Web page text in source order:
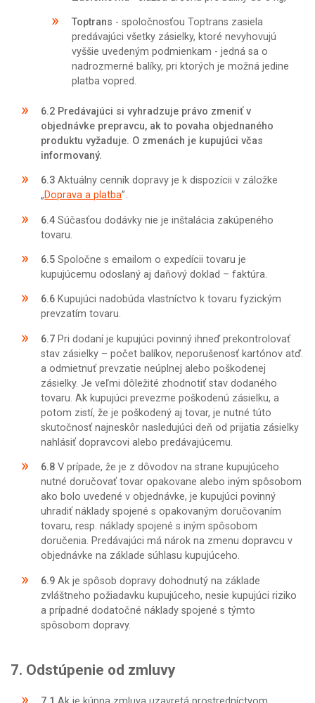
Toptrans - spoločnosťou Toptrans zasiela
predávajúci všetky zásielky, ktoré nevyhovujú
vyššie uvedeným podmienkam - jedná sa o
nadrozmerné balíky, pri ktorých je možná jedine
platba vopred.
6.2 Predávajúci si vyhradzuje právo zmeniť v
objednávke prepravcu, ak to povaha objednaného
produktu vyžaduje. O zmenách je kupujúci včas
informovaný.
6.3 Aktuálny cenník dopravy je k dispozícii v záložke
„Doprava a platba”.
6.4 Súčasťou dodávky nie je inštalácia zakúpeného
tovaru.
6.5 Spoločne s emailom o expedícii tovaru je
kupujúcemu odoslaný aj daňový doklad – faktúra.
6.6 Kupujúci nadobúda vlastníctvo k tovaru fyzickým
prevzatím tovaru.
6.7 Pri dodaní je kupujúci povinný ihneď prekontrolovať
stav zásielky – počet balíkov, neporušenosť kartónov atď.
a odmietnuť prevzatie neúplnej alebo poškodenej
zásielky. Je veľmi dôležité zhodnotiť stav dodaného
tovaru. Ak kupujúci prevezme poškodenú zásielku, a
potom zistí, že je poškodený aj tovar, je nutné túto
skutočnosť najneskôr nasledujúci deň od prijatia zásielky
nahlásiť dopravcovi alebo predávajúcemu.
6.8 V prípade, že je z dôvodov na strane kupujúceho
nutné doručovať tovar opakovane alebo iným spôsobom
ako bolo uvedené v objednávke, je kupujúci povinný
uhradiť náklady spojené s opakovaným doručovaním
tovaru, resp. náklady spojené s iným spôsobom
doručenia. Predávajúci má nárok na zmenu dopravcu v
objednávke na základe súhlasu kupujúceho.
6.9 Ak je spôsob dopravy dohodnutý na základe
zvláštneho požiadavku kupujúceho, nesie kupujúci riziko
a prípadné dodatočné náklady spojené s týmto
spôsobom dopravy.
7. Odstúpenie od zmluvy